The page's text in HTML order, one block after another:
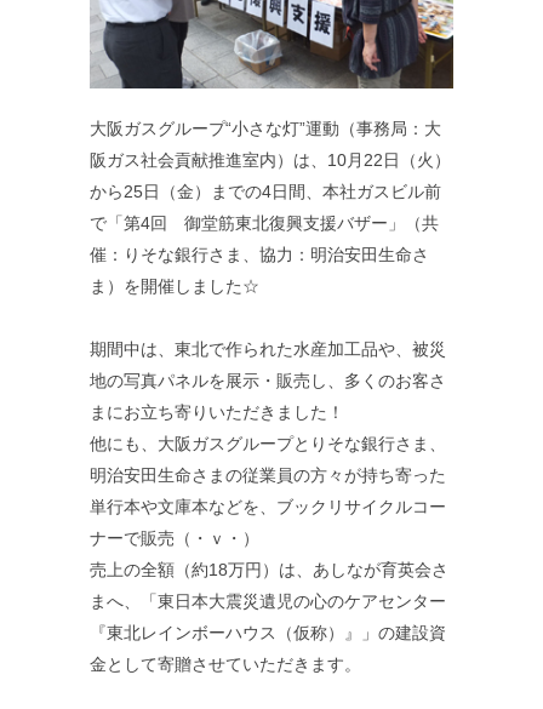
大阪ガスグループ“小さな灯”運動（事務局：大
阪ガス社会貢献推進室内）は、10月22日（火）
から25日（金）までの4日間、本社ガスビル前
で「第4回 御堂筋東北復興支援バザー」（共
催：りそな銀行さま、協力：明治安田生命さ
ま）を開催しました☆
期間中は、東北で作られた水産加工品や、被災
地の写真パネルを展示・販売し、多くのお客さ
まにお立ち寄りいただきました！
他にも、大阪ガスグループとりそな銀行さま、
明治安田生命さまの従業員の方々が持ち寄った
単行本や文庫本などを、ブックリサイクルコー
ナーで販売（・ｖ・）
売上の全額（約18万円）は、あしなが育英会さ
まへ、「東日本大震災遺児の心のケアセンター
『東北レインボーハウス（仮称）』」の建設資
金として寄贈させていただきます。